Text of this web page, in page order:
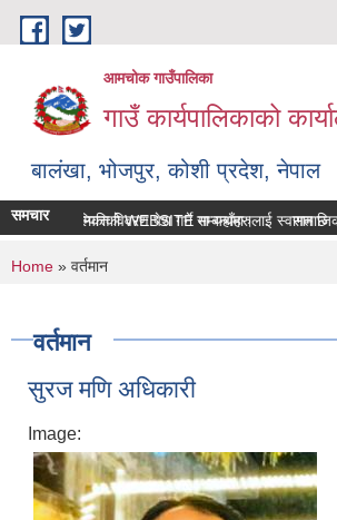
Skip to main content
आमचोक गाउँपालिका
गाउँ कार्यपालिकाको
बालंखा, भोजपुर, कोशी प्रदेश, नेपाल
गउँपालिकाको WEBSITE मा यहाँहरुलाई स्वागत छ ।
समचार सम्पत्ति विवरण पेश गर्ने सम्बन्धमा। सामाजिक
You are here
Home » वर्तमान
वर्तमान
सुरज मणि अधिकारी
Image: